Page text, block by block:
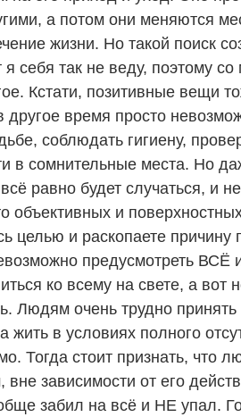
а потом они меняются
жизни. Но такой поиск
себя так не веду, поэтому со
Кстати, позитивные вещи
другое время просто
соблюдать гигиену,
в сомнительные места. Но
равно будет случаться, и
объективных и
целью и раскопаете
предусмотреть ВСЁ
ко всему на свете, а вот
Людям очень трудно
жить в условиях полного
Тогда стоит признать, что
зависимости от его
забил на всё и НЕ упал.